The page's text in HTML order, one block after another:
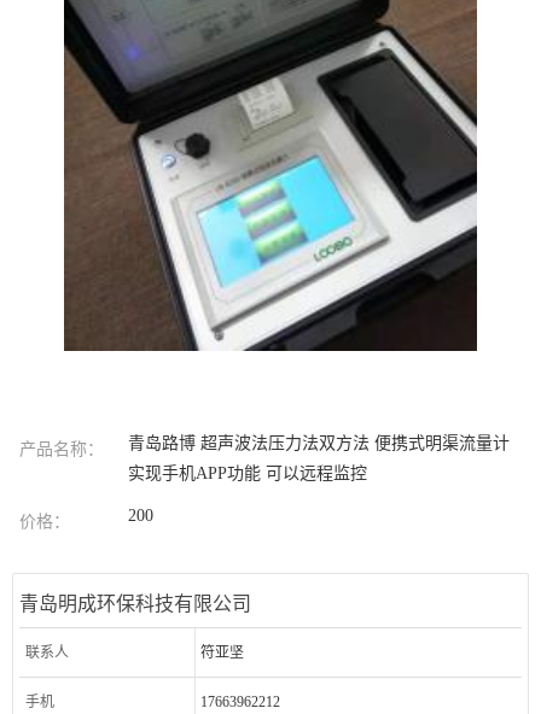
产品名称：
青岛路博 超声波法压力法双方法 便携式明渠流量计
实现手机APP功能 可以远程监控
价格： 200
青岛明成环保科技有限公司
联系人 符亚坚
手机 17663962212